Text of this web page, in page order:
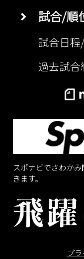
試合/順
試合日
過去試合
スポナビでさわか
きます。
プ